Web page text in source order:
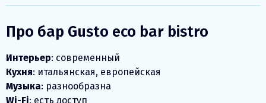
Про бар Gusto eco bar bistro
Интерьер: современный
Кухня: итальянская, европейская
Музыка: разнообразна
Wi-Fi: есть доступ